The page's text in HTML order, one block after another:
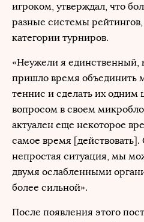
игроком, утверждал, что
разные системы
категории турниров.
«Неужели я единственный,
пришло время объединить
теннис и сделать их одним
вопросом в своем
актуален еще некоторое
самое время [действовать].
непростая ситуация, мы
двумя ослабленными
более сильной».
После появления этого